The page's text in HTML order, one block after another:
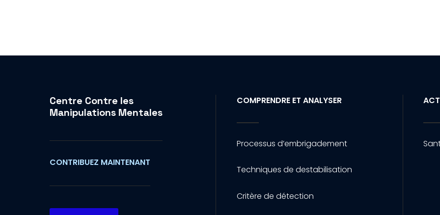
Centre Contre les
Manipulations Mentales
CONTRIBUEZ MAINTENANT
COMPRENDRE ET ANALYSER
Processus d’embrigadement
Techniques de destabilisation
Critère de détection